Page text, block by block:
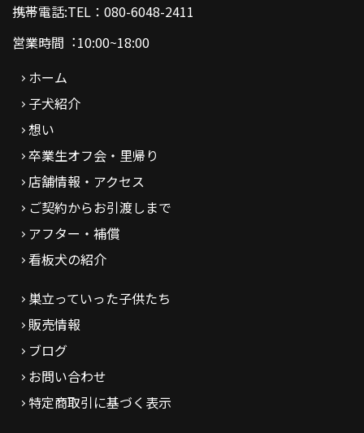
携帯電話:TEL：080-6048-2411
営業時間︓10:00~18:00
ホーム
子犬紹介
想い
卒業生オフ会・里帰り
店舗情報・アクセス
ご契約からお引渡しまで
アフター・補償
看板犬の紹介
巣立っていった子供たち
販売情報
ブログ
お問い合わせ
特定商取引に基づく表示